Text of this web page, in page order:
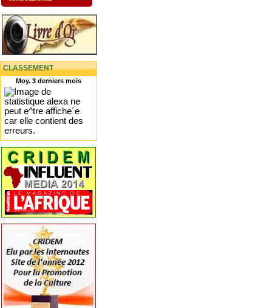
CLASSEMENT
Moy. 3 derniers mois